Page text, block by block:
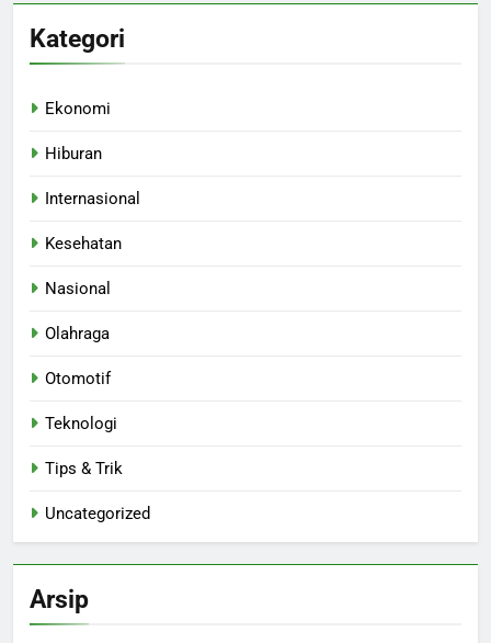
Kategori
Ekonomi
Hiburan
Internasional
Kesehatan
Nasional
Olahraga
Otomotif
Teknologi
Tips & Trik
Uncategorized
Arsip